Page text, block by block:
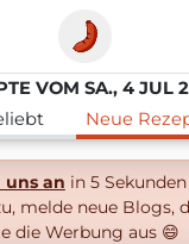
VOM SA., 4 JUL
Neue
uns an in 5
melde neue Blogs,
die Werbung aus 😄